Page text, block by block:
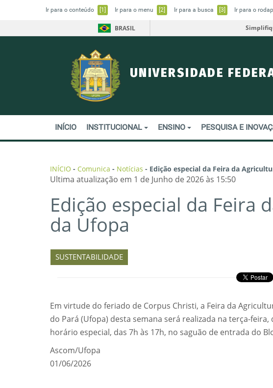
Ir para o conteúdo [1] Ir para o menu [2] Ir para a busca [3] Ir para o
BRASIL
UNIVERSIDADE
INÍCIO INSTITUCIONAL ENSINO PESQUISA E
INÍCIO - Comunica - Notícias - Edição especial da Feira da
Ultima atualização em 1 de Junho de 2026 às 15:50
Edição especial da Feira
da Ufopa
SUSTENTABILIDADE
Em virtude do feriado de Corpus Christi, a Feira da
do Pará (Ufopa) desta semana será realizada na terça-
horário especial, das 7h às 17h, no saguão de entrada do
Ascom/Ufopa
01/06/2026